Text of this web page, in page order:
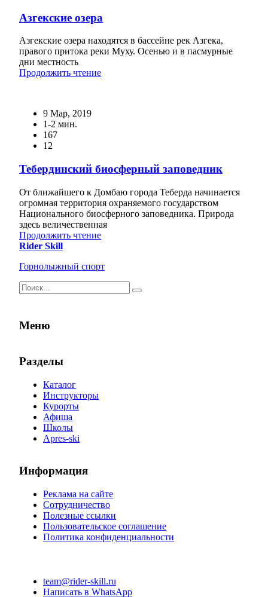
Азгекские озера
Азгекские озера находятся в бассейне рек Азгека,
правого притока реки Муху. Осенью и в пасмурные
дни местность
Продолжить чтение
9 Мар, 2019
1-2 мин.
167
12
Тебердинский биосферный заповедник
От ближайшего к Домбаю города Теберда начинается
огромная территория охраняемого государством
Национального биосферного заповедника. Природа
здесь величественная
Продолжить чтение
Rider Skill
Горнолыжный спорт
Результаты
поиска
Меню
Разделы
Каталог
Инструкторы
Курорты
Афиша
Школы
Apres-ski
Информация
Реклама на сайте
Сотрудничество
Полезные ссылки
Пользовательское соглашение
Политика конфиденциальности
team@rider-skill.ru
Написать в WhatsApp